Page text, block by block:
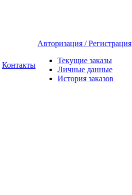
Контакты
Авторизация / Регистрация
Текущие заказы
Личные данные
История заказов